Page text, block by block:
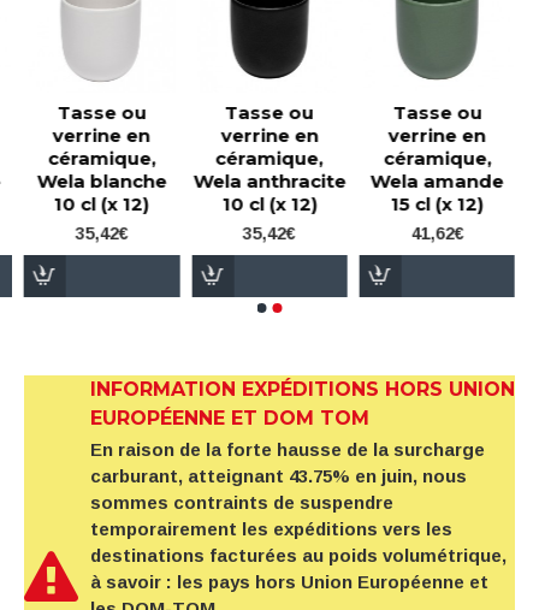
Tasse ou
verrine en
céramique,
Wela blanche
10 cl (x 12)
35,42€
Tasse ou
verrine en
céramique,
Wela anthracite
10 cl (x 12)
35,42€
Tasse ou
verrine en
céramique,
Wela amande
15 cl (x 12)
41,62€
INFORMATION EXPÉDITIONS HORS UNION
EUROPÉENNE ET DOM TOM
En raison de la forte hausse de la surcharge
carburant, atteignant 43.75% en juin, nous
sommes contraints de suspendre
temporairement les expéditions vers les
destinations facturées au poids volumétrique,
à savoir : les pays hors Union Européenne et